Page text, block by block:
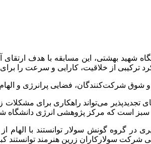
شهید بهشتی، این مسابقه با هدف
از خلاقیت، کارایی و سرعت را برای
شوق شرکت‌کنندگان، فضایی پرانرژی و
تجدیدپذیر می‌تواند راهکاری برای
سبز است که مرکز پژوهشی انرژی دانشگاه
در گروه گونش سولار توانستند با